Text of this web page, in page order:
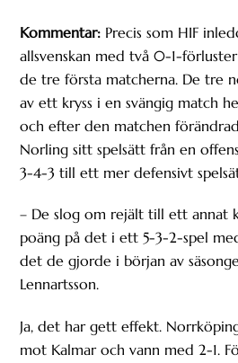
Kommentar: Precis som HIF
allsvenskan med två 0-1-
de tre första matcherna. De tre
av ett kryss i en svängig match
och efter den matchen
Norling sitt spelsätt från en
3-4-3 till ett mer defensivt
– De slog om rejält till ett annat
poäng på det i ett 5-3-2-spel
det de gjorde i början av
Lennartsson.
Ja, det har gett effekt.
mot Kalmar och vann med 2-1.